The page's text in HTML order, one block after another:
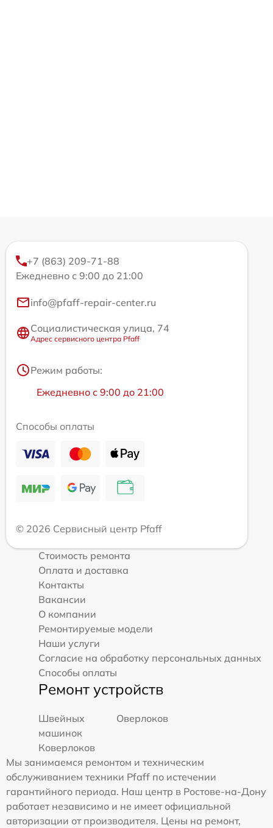
+7 (863) 209-71-88
Ежедневно с 9:00 до 21:00
info@pfaff-repair-center.ru
Социалистическая улица, 74
Адрес сервисного центра Pfaff
Режим работы:
Ежедневно с 9:00 до 21:00
Способы оплаты
© 2026 Сервисный центр Pfaff
Стоимость ремонта
Оплата и доставка
Контакты
Вакансии
О компании
Ремонтируемые модели
Наши услуги
Согласие на обработку персональных данных
Способы оплаты
Ремонт устройств
Швейных
машинок
Оверлоков
Коверлоков
Мы занимаемся ремонтом и техническим
обслуживанием техники Pfaff по истечении
гарантийного периода. Наш центр в Ростове-на-Дону
работает независимо и не имеет официальной
авторизации от производителя. Цены на ремонт,